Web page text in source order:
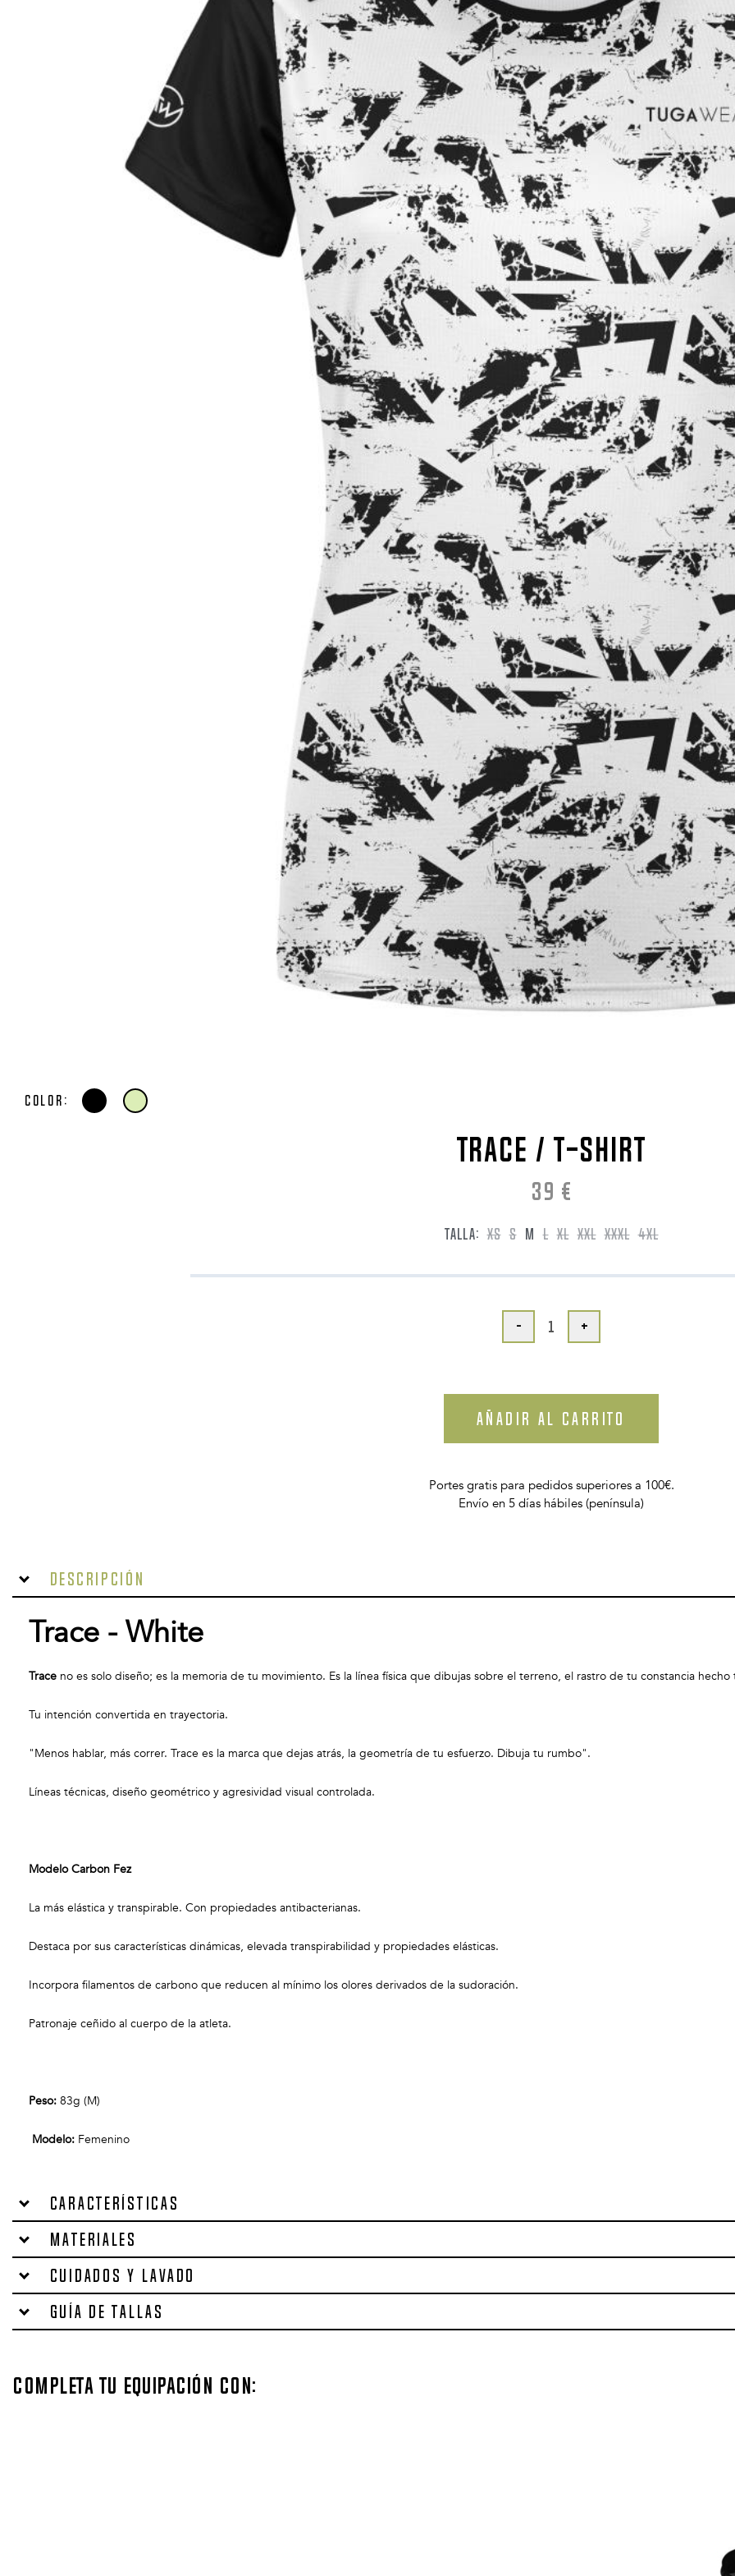
Color:
TRACE / T-Shirt
39 €
TALLA: XS S M L XL XXL XXXL 4XL
- +
AÑADIR AL CARRITO
Portes gratis para pedidos superiores a 100€.
Envío en 5 días hábiles (península)
Descripción
Trace - White
Trace no es solo diseño; es la memoria de tu movimiento. Es la línea física que dibujas sobre el terreno, el rastro de tu constancia hecho
Tu intención convertida en trayectoria.
"Menos hablar, más correr. Trace es la marca que dejas atrás, la geometría de tu esfuerzo. Dibuja tu rumbo".
Líneas técnicas, diseño geométrico y agresividad visual controlada.
Modelo Carbon Fez
La más elástica y transpirable. Con propiedades antibacterianas.
Destaca por sus características dinámicas, elevada transpirabilidad y propiedades elásticas.
Incorpora filamentos de carbono que reducen al mínimo los olores derivados de la sudoración.
Patronaje ceñido al cuerpo de la atleta.
Peso: 83g (M)
Modelo: Femenino
Características
Materiales
Cuidados y lavado
Guía de tallas
Completa tu equipación con: